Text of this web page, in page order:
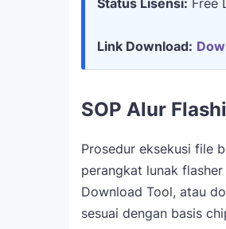
Status Lisensi: Free
Link Download:
SOP Alur
Prosedur eksekusi file
perangkat lunak
Download Tool, atau
sesuai dengan basis